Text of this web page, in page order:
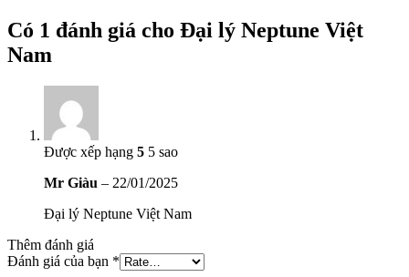
Có 1 đánh giá cho Đại lý Neptune Việt
Nam
Được xếp hạng 5 5 sao
Mr Giàu – 22/01/2025
Đại lý Neptune Việt Nam
Thêm đánh giá
Đánh giá của bạn *